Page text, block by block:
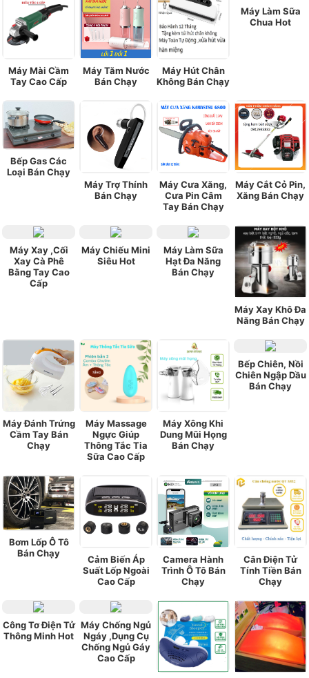
Máy Mài Cầm
Tay Cao Cấp
Máy Tăm Nước
Bán Chạy
Máy Hút Chân
Không Bán Chạy
Máy Làm Sữa
Chua Hot
Bếp Gas Các
Loại Bán Chạy
Máy Trợ Thính
Bán Chạy
Máy Cưa Xăng,
Cưa Pin Câm
Tay Bán Chạy
Máy Cắt Cỏ Pin,
Xăng Bán Chạy
Máy Xay ,Cối
Xay Cà Phê
Bằng Tay Cao
Cấp
Máy Chiếu Mini
Siêu Hot
Máy Làm Sữa
Hạt Đa Năng
Bán Chạy
Máy Xay Khô Đa
Năng Bán Chạy
Máy Đánh Trứng
Cầm Tay Bán
Chạy
Máy Massage
Ngực Giúp
Thông Tắc Tia
Sữa Cao Cấp
Máy Xông Khi
Dung Mũi Họng
Bán Chạy
Bếp Chiên, Nồi
Chiên Ngập Dầu
Bán Chạy
Bơm Lốp Ô Tô
Bán Chạy
Cảm Biến Áp
Suất Lốp Ngoài
Cao Cấp
Camera Hành
Trình Ô Tô Bán
Chạy
Cân Điện Tử
Tính Tiền Bán
Chạy
Công Tơ Điện Tử
Thông Minh Hot
Máy Chống Ngủ
Ngáy ,Dụng Cụ
Chống Ngủ Gáy
Cao Cấp